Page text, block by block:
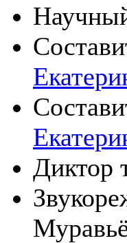
Диктор